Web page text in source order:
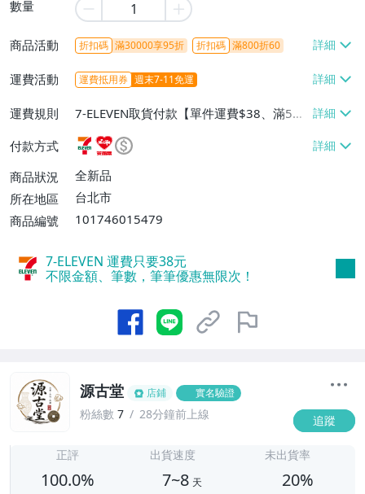
數量
商品活動 折扣碼 滿30000享95折 折扣碼 滿800折60
運費活動 運費抵用券 週末7-11免運
運費規則
7-ELEVEN取貨付款【單件運費$38、滿5件
或消費滿$1298免運費】、7-ELEVEN取貨
不付款【免運費】、萊爾富取貨付款【單件
運費$60、滿5件或消費滿$1298免運
費】、宅配/貨運【單件運費$120、滿5件
付款方式
商品狀況
全新品
所在地區
台北市
商品編號
101746015479
7-ELEVEN 運費只要38元
不限金額、筆數，筆筆優惠無限次！
源古堂 店鋪 實名驗證
粉絲數 7 28分鐘前上線 追蹤
正評
100.0%
出貨速度
7~8 天
未出貨率
20%